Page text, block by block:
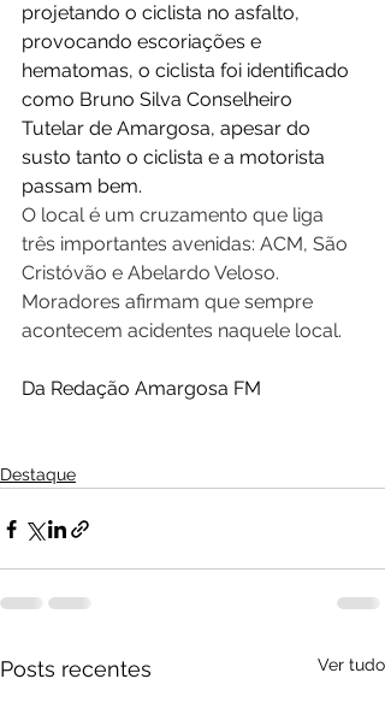
projetando o ciclista no asfalto,
provocando escoriações e
hematomas, o ciclista foi identificado
como Bruno Silva Conselheiro
Tutelar de Amargosa, apesar do
susto tanto o ciclista e a motorista
passam bem.
O local é um cruzamento que liga
três importantes avenidas: ACM, São
Cristóvão e Abelardo Veloso.
Moradores afirmam que sempre
acontecem acidentes naquele local.
Da Redação Amargosa FM
Destaque
Posts recentes Ver tudo